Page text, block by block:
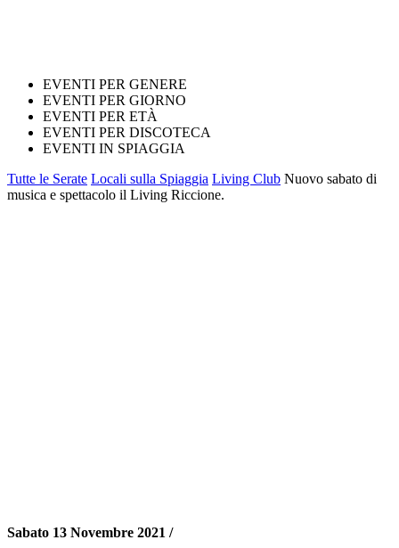
EVENTI PER GENERE
EVENTI PER GIORNO
EVENTI PER ETÀ
EVENTI PER DISCOTECA
EVENTI IN SPIAGGIA
Tutte le Serate Locali sulla Spiaggia Living Club Nuovo sabato di
musica e spettacolo il Living Riccione.
Sabato 13 Novembre 2021 /